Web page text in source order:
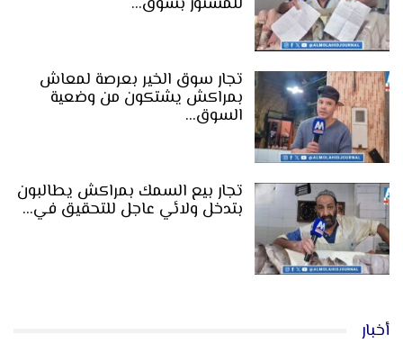
تجار سوق الخير بعرصة لمعاش
بمراكش يشتكون من وضعية
السوق…
تجار بيع السمك بمراكش يطالبون
بتدخل ولائي عاجل للتحقيق في…
أخبار